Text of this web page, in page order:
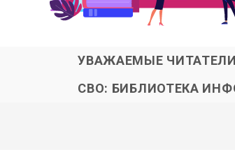
УВАЖАЕМЫЕ
СВО: БИБЛИОТЕКА